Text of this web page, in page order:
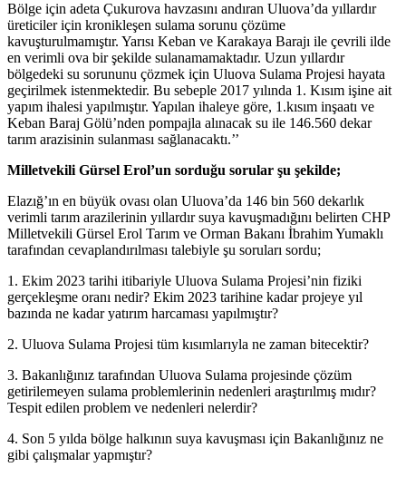
Bölge için adeta Çukurova havzasını andıran Uluova’da yıllardır
üreticiler için kronikleşen sulama sorunu çözüme
kavuşturulmamıştır. Yarısı Keban ve Karakaya Barajı ile çevrili ilde
en verimli ova bir şekilde sulanamamaktadır. Uzun yıllardır
bölgedeki su sorununu çözmek için Uluova Sulama Projesi hayata
geçirilmek istenmektedir. Bu sebeple 2017 yılında 1. Kısım işine ait
yapım ihalesi yapılmıştır. Yapılan ihaleye göre, 1.kısım inşaatı ve
Keban Baraj Gölü’nden pompajla alınacak su ile 146.560 dekar
tarım arazisinin sulanması sağlanacaktı.’’
Milletvekili Gürsel Erol’un sorduğu sorular şu şekilde;
Elazığ’ın en büyük ovası olan Uluova’da 146 bin 560 dekarlık
verimli tarım arazilerinin yıllardır suya kavuşmadığını belirten CHP
Milletvekili Gürsel Erol Tarım ve Orman Bakanı İbrahim Yumaklı
tarafından cevaplandırılması talebiyle şu soruları sordu;
1. Ekim 2023 tarihi itibariyle Uluova Sulama Projesi’nin fiziki
gerçekleşme oranı nedir? Ekim 2023 tarihine kadar projeye yıl
bazında ne kadar yatırım harcaması yapılmıştır?
2. Uluova Sulama Projesi tüm kısımlarıyla ne zaman bitecektir?
3. Bakanlığınız tarafından Uluova Sulama projesinde çözüm
getirilemeyen sulama problemlerinin nedenleri araştırılmış mıdır?
Tespit edilen problem ve nedenleri nelerdir?
4. Son 5 yılda bölge halkının suya kavuşması için Bakanlığınız ne
gibi çalışmalar yapmıştır?